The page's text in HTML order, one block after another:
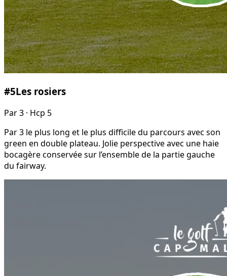
#5Les rosiers
Par3 · Hcp 5
Par 3 le plus long et le plus difficile du parcours avec son
green en double plateau. Jolie perspective avec une haie
bocagère conservée sur l’ensemble de la partie gauche
du fairway.